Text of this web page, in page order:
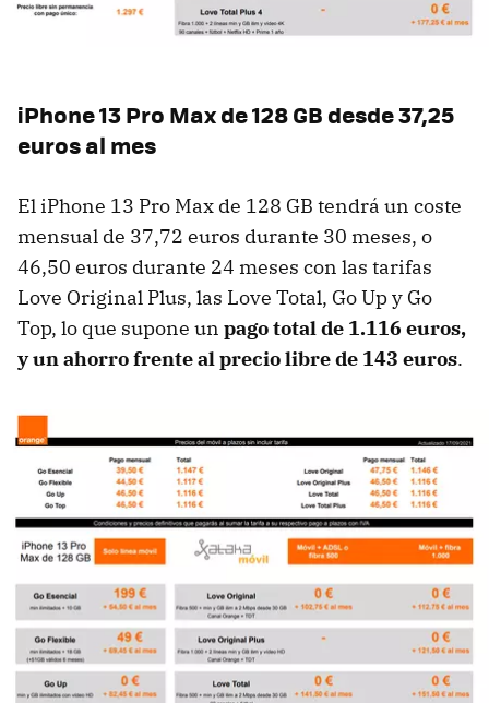
iPhone 13 Pro Max de 128 GB desde 37,25
euros al mes
El iPhone 13 Pro Max de 128 GB tendrá un coste
mensual de 37,72 euros durante 30 meses, o
46,50 euros durante 24 meses con las tarifas
Love Original Plus, las Love Total, Go Up y Go
Top, lo que supone un pago total de 1.116 euros,
y un ahorro frente al precio libre de 143 euros.